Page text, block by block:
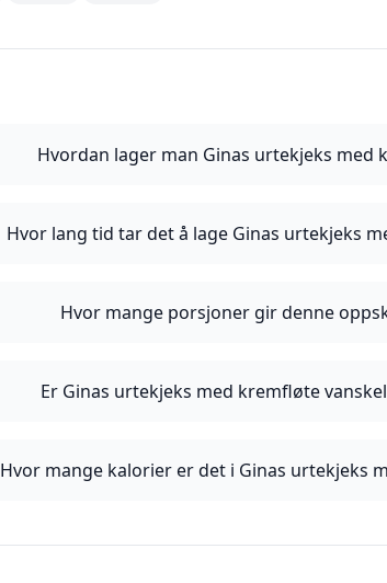
Hvordan lager man Ginas urtekjeks med
Hvor lang tid tar det å lage Ginas urtekjeks
Hvor mange porsjoner gir denne
Er Ginas urtekjeks med kremfløte
Hvor mange kalorier er det i Ginas urtekjeks